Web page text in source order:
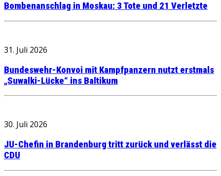
Bombenanschlag in Moskau: 3 Tote und 21 Verletzte
31. Juli 2026
Bundeswehr-Konvoi mit Kampfpanzern nutzt erstmals
„Suwalki-Lücke“ ins Baltikum
30. Juli 2026
JU-Chefin in Brandenburg tritt zurück und verlässt die
CDU